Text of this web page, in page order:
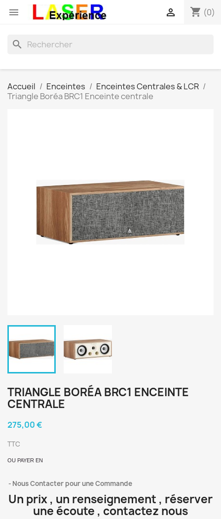
 shopping_cart (0)

search
Accueil Enceintes
Enceintes Centrales & LCR
Triangle Boréa BRC1 Enceinte centrale
TRIANGLE BORÉA BRC1 ENCEINTE
CENTRALE
275,00 €
TTC
OU PAYER EN
Nous Contacter pour une Commande
Un prix , un renseignement , réserver
une écoute , contactez nous